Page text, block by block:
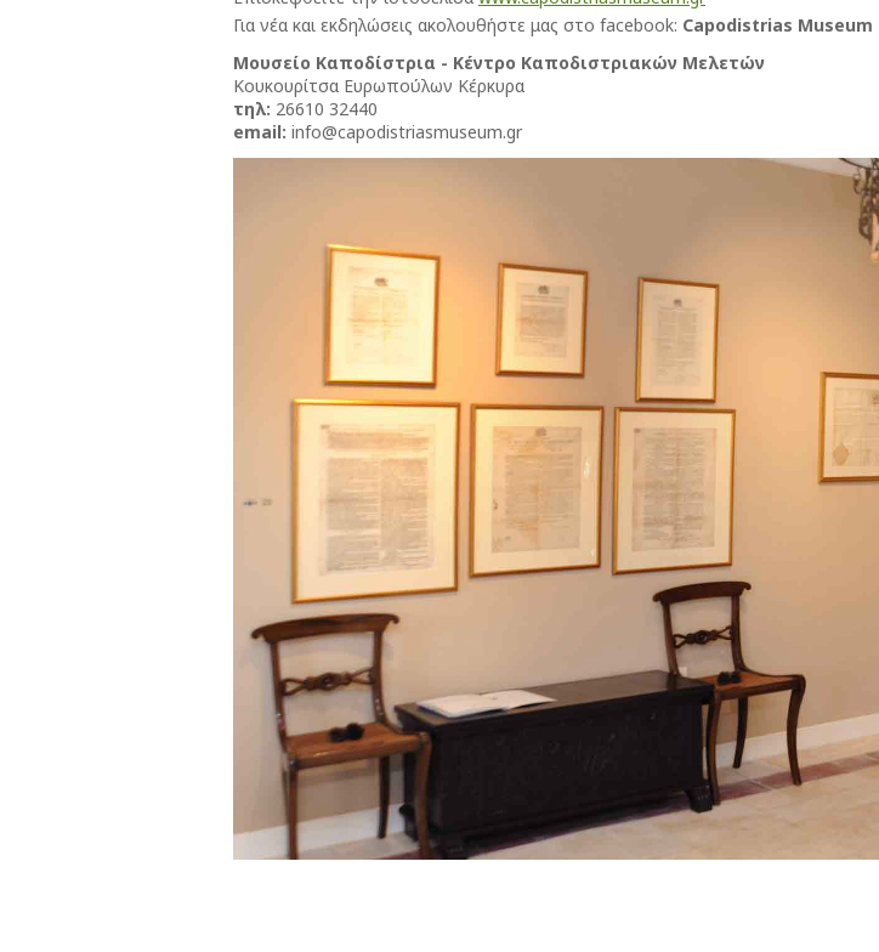
Για νέα και εκδηλώσεις ακολουθήστε μας στο facebook: Capodistrias Museum
Μουσείο Καποδίστρια - Κέντρο Καποδιστριακών Μελετών
Κουκουρίτσα Ευρωπούλων Κέρκυρα
τηλ: 26610 32440
email: info@capodistriasmuseum.gr